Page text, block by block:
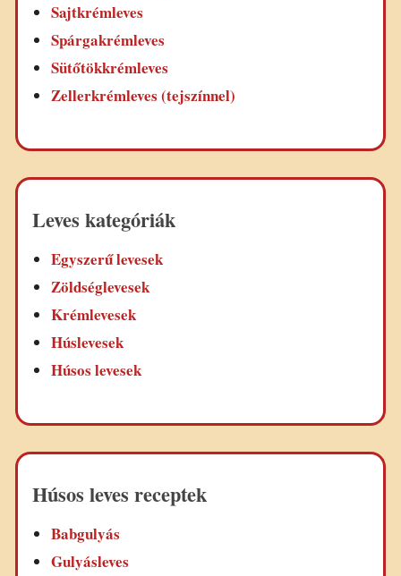
Sajtkrémleves
Spárgakrémleves
Sütőtökkrémleves
Zellerkrémleves (tejszínnel)
Leves kategóriák
Egyszerű levesek
Zöldséglevesek
Krémlevesek
Húslevesek
Húsos levesek
Húsos leves receptek
Babgulyás
Gulyásleves